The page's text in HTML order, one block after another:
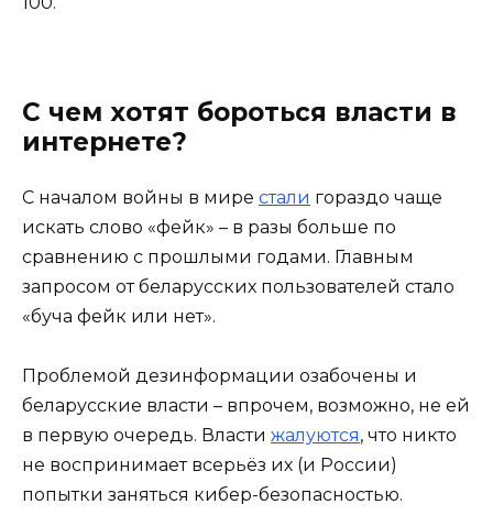
С чем хотят бороться власти в
интернете?
С началом войны в мире стали гораздо чаще
искать слово «фейк» – в разы больше по
сравнению с прошлыми годами. Главным
запросом от беларусских пользователей стало
«буча фейк или нет».
Проблемой дезинформации озабочены и
беларусские власти – впрочем, возможно, не ей
в первую очередь. Власти жалуются, что никто
не воспринимает всерьёз их (и России)
попытки заняться кибер-безопасностью.